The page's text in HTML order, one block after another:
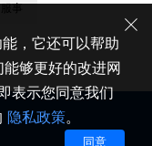
服事
，它还可以帮助
够更好的改进网
表示您同意我们
隐私政策。
同意